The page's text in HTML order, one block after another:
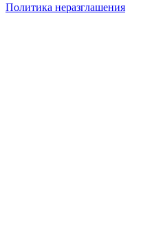
Политика неразглашения